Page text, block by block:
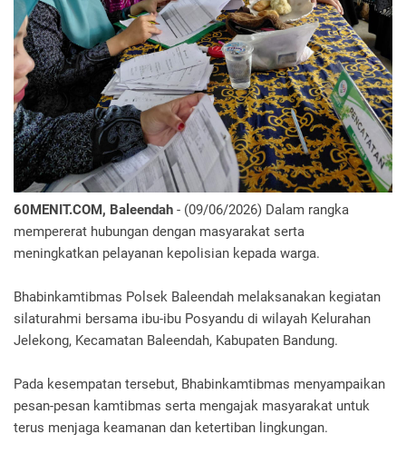
60MENIT.COM, Baleendah - (09/06/2026) Dalam rangka
mempererat hubungan dengan masyarakat serta
meningkatkan pelayanan kepolisian kepada warga.
Bhabinkamtibmas Polsek Baleendah melaksanakan kegiatan
silaturahmi bersama ibu-ibu Posyandu di wilayah Kelurahan
Jelekong, Kecamatan Baleendah, Kabupaten Bandung.
Pada kesempatan tersebut, Bhabinkamtibmas menyampaikan
pesan-pesan kamtibmas serta mengajak masyarakat untuk
terus menjaga keamanan dan ketertiban lingkungan.